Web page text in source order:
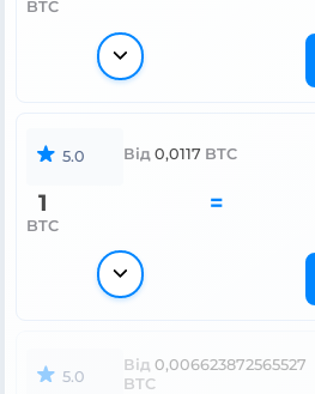
BTC
5.0 Від 0,0117 BTC
1
BTC
=
5.0
Від 0,006623872565527
BTC